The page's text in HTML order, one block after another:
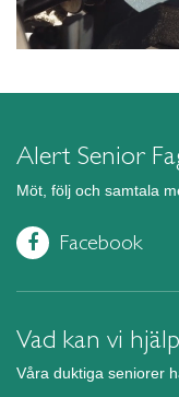
Alert Senior
Möt, följ och samtala
Facebook
Vad kan vi
Våra duktiga seniorer